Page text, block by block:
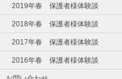
2019年春 保護者様体験談
2018年春 保護者様体験談
2017年春 保護者様体験談
2016年春 保護者様体験談